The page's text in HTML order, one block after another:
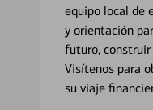
equipo local de
y orientación
futuro, construir
Visítenos para
su viaje